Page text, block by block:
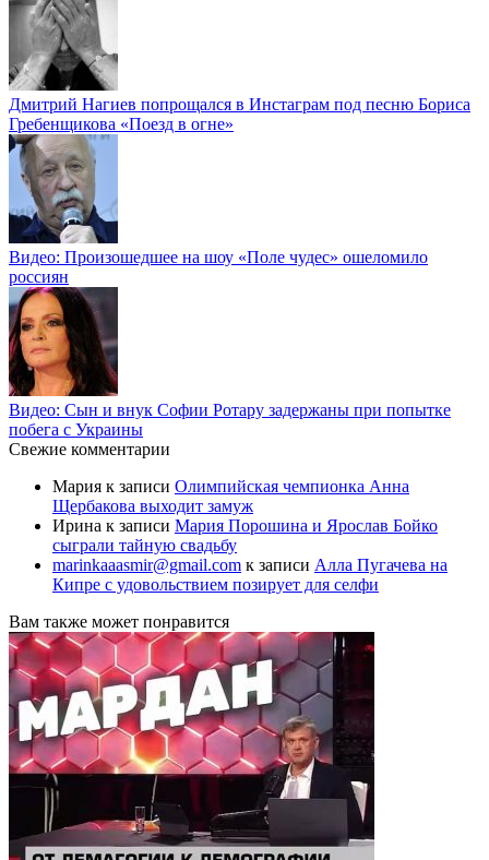
Дмитрий Нагиев попрощался в Инстаграм под песню Бориса
Гребенщикова «Поезд в огне»
Видео: Произошедшее на шоу «Поле чудес» ошеломило
россиян
Видео: Сын и внук Софии Ротару задержаны при попытке
побега с Украины
Свежие комментарии
Мария к записи Олимпийская чемпионка Анна
Щербакова выходит замуж
Ирина к записи Мария Порошина и Ярослав Бойко
сыграли тайную свадьбу
marinkaaasmir@gmail.com к записи Алла Пугачева на
Кипре с удовольствием позирует для селфи
Вам также может понравится